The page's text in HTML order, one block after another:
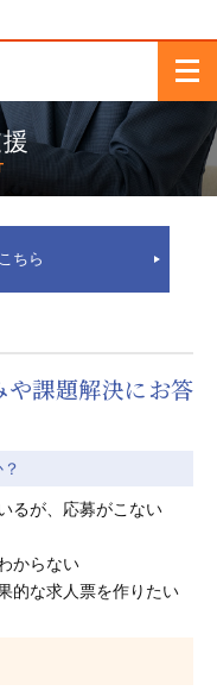
ちら
や課題解決にお答
るが、応募がこない
からない
的な求人票を作りたい